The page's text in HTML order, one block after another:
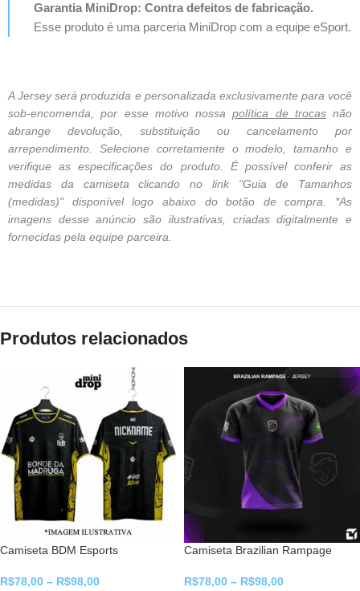
Garantia MiniDrop: Contra defeitos de fabricação.
Esse produto é uma parceria MiniDrop com a equipe eSport.
A Jersey será produzida e personalizada exclusivamente para você
sob-encomenda, por esse motivo nossapolítica de trocasnão
abrange devolução, substituição ou cancelamento por
arrependimento. Selecione corretamente o modelo, tamanho e
verifique as especificações do produto. É possível conferir as
medidas da camiseta clicando no link "Guia de Tamanhos
(medidas)" disponível logo abaixo do botão de compra. *As
imagens desse anúncio são ilustrativas, criadas digitalmente e
fornecidas pela equipe parceira.
Produtos relacionados
Camiseta BDM Esports
R$78,00 – R$98,00
Camiseta Brazilian Rampage
R$78,00 – R$98,00